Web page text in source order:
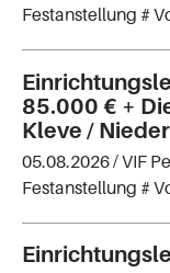
Festanstellung #
85.000 € +
Kleve /
05.08.2026 /VIF
Festanstellung #